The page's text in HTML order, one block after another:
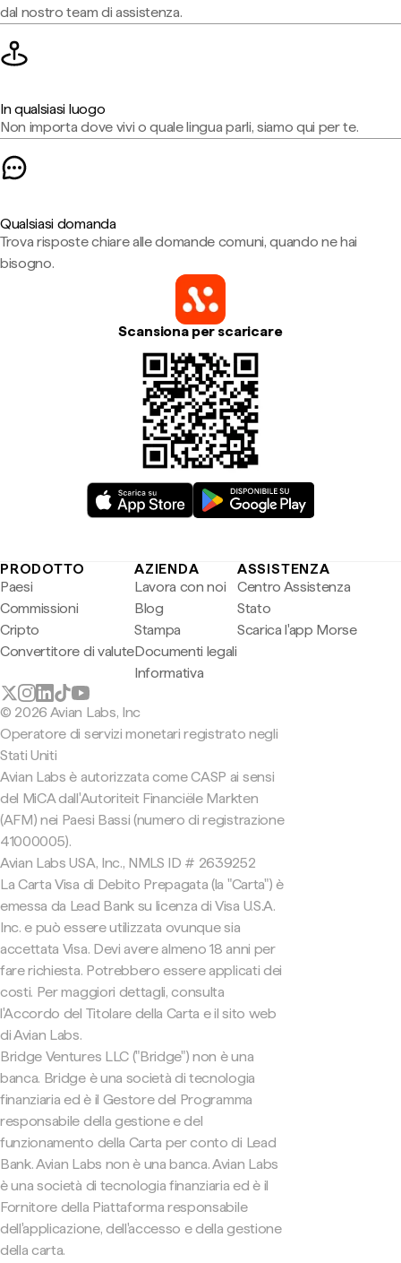
dal nostro team di assistenza.
In qualsiasi luogo
Non importa dove vivi o quale lingua parli, siamo qui per te.
Qualsiasi domanda
Trova risposte chiare alle domande comuni, quando ne hai
bisogno.
Scansiona per scaricare
PRODOTTO
Paesi
Commissioni
Cripto
Convertitore di valute
AZIENDA
Lavora con noi
Blog
Stampa
Documenti legali
Informativa
ASSISTENZA
Centro Assistenza
Stato
Scarica l'app Morse
© 2026 Avian Labs, Inc
Operatore di servizi monetari registrato negli
Stati Uniti
Avian Labs è autorizzata come CASP ai sensi
del MiCA dall'Autoriteit Financiële Markten
(AFM) nei Paesi Bassi (numero di registrazione
41000005).
Avian Labs USA, Inc., NMLS ID # 2639252
La Carta Visa di Debito Prepagata (la "Carta") è
emessa da Lead Bank su licenza di Visa U.S.A.
Inc. e può essere utilizzata ovunque sia
accettata Visa. Devi avere almeno 18 anni per
fare richiesta. Potrebbero essere applicati dei
costi. Per maggiori dettagli, consulta
l'Accordo del Titolare della Carta e il sito web
di Avian Labs.
Bridge Ventures LLC ("Bridge") non è una
banca. Bridge è una società di tecnologia
finanziaria ed è il Gestore del Programma
responsabile della gestione e del
funzionamento della Carta per conto di Lead
Bank. Avian Labs non è una banca. Avian Labs
è una società di tecnologia finanziaria ed è il
Fornitore della Piattaforma responsabile
dell'applicazione, dell'accesso e della gestione
della carta.